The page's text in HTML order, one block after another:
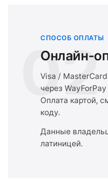
02
СПОСОБ ОПЛАТЫ
Онлайн-
Visa /
через
Оплата картой,
коду.
Данные
латиницей.